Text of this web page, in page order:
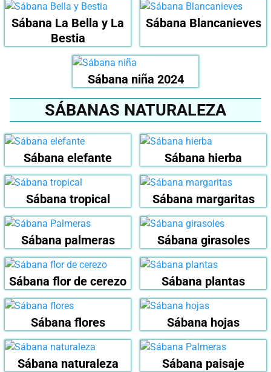
Sábana La Bella y La
Bestia
Sábana Blancanieves
Sábana niña 2024
SÁBANAS NATURALEZA
Sábana elefante Sábana hierba
Sábana tropical Sábana margaritas
Sábana palmeras Sábana girasoles
Sábana flor de cerezo Sábana plantas
Sábana flores Sábana hojas
Sábana naturaleza Sábana paisaje